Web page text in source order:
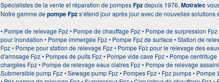
Spécialistes de la vente et réparation de pompesFpzdepuis 1976, Motralec
Notre gamme depompe Fpzs’étend jour après jour avec de nouvelles solutions
• Pompe de relevage Fpz • Pompe de chauffage Fpz • Pompe de surpression
pour inondation • Pompe immergée Fpz • Pompe Fpz de surface • Station de
Fpz • Pompe pour station de relevage Fpz • Pompe Fpz pour le relevage des
d'arrosage Fpz • Pompes de puits Fpz • Pompe vide cave Fpz • Pompe
chargées Fpz • Pompe de relevage eaux claires Fpz • Pompe de relevage
Submersible pump Fpz • Sewage pump Fpz • Pompes Fpz • Fpz pumps •